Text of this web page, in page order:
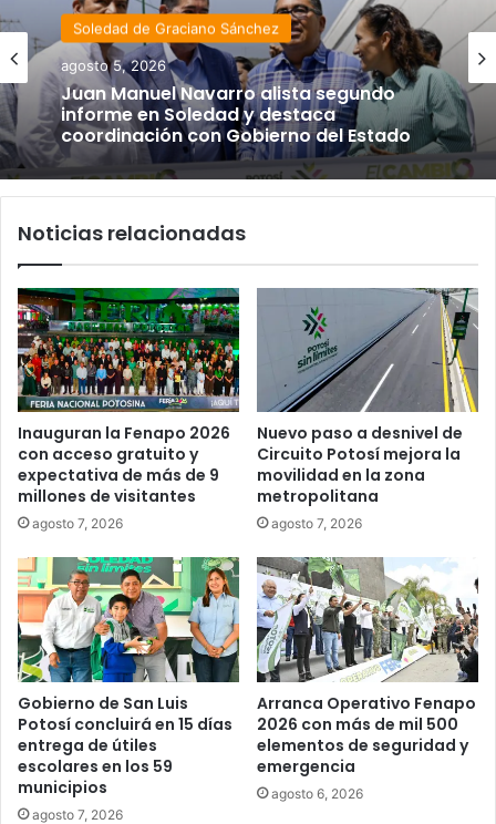
Soledad de Graciano Sánchez
agosto 5, 2026
Juan Manuel Navarro alista segundo
informe en Soledad y destaca
coordinación con Gobierno del Estado
Noticias relacionadas
Inauguran la Fenapo 2026
con acceso gratuito y
expectativa de más de 9
millones de visitantes
agosto 7, 2026
Nuevo paso a desnivel de
Circuito Potosí mejora la
movilidad en la zona
metropolitana
agosto 7, 2026
Gobierno de San Luis
Potosí concluirá en 15 días
entrega de útiles
escolares en los 59
municipios
agosto 7, 2026
Arranca Operativo Fenapo
2026 con más de mil 500
elementos de seguridad y
emergencia
agosto 6, 2026